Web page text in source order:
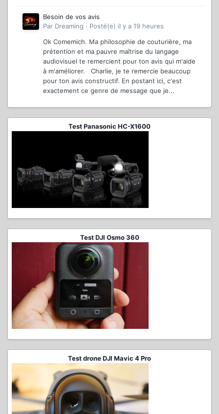
Besoin de vos avis
Par Dreaming · Posté(e) il y a 19 heures
Ok Comemich. Ma philosophie de couturière, ma
prétention et ma pauvre maîtrise du langage
audiovisuel te remercient pour ton avis qui m'aide
à m'améliorer. Charlie, je te remercie beaucoup
pour ton avis constructif. En postant ici, c'est
exactement ce genre de message que je...
Test Panasonic HC-X1600
Test DJI Osmo 360
Test drone DJI Mavic 4 Pro